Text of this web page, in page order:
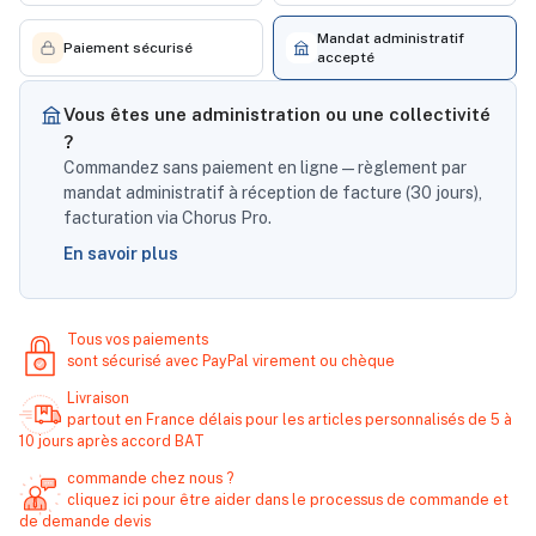
Paiement sécurisé
Mandat administratif
accepté
Vous êtes une administration ou une collectivité
?
Commandez sans paiement en ligne — règlement par
mandat administratif à réception de facture (30 jours),
facturation via Chorus Pro.
En savoir plus
Tous vos paiements
sont sécurisé avec PayPal virement ou chèque
Livraison
partout en France délais pour les articles personnalisés de 5 à
10 jours après accord BAT
commande chez nous ?
cliquez ici pour être aider dans le processus de commande et
de demande devis